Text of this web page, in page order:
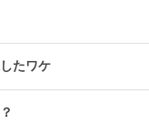
たワケ